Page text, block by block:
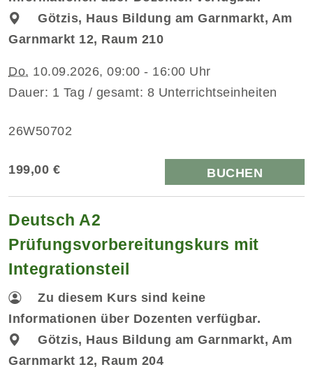
Götzis, Haus Bildung am Garnmarkt, Am
Garnmarkt 12, Raum 210
Do. 10.09.2026, 09:00 - 16:00 Uhr
Dauer: 1 Tag / gesamt: 8 Unterrichtseinheiten
26W50702
199,00 € BUCHEN
Deutsch A2
Prüfungsvorbereitungskurs mit
Integrationsteil
Zu diesem Kurs sind keine
Informationen über Dozenten verfügbar.
Götzis, Haus Bildung am Garnmarkt, Am
Garnmarkt 12, Raum 204